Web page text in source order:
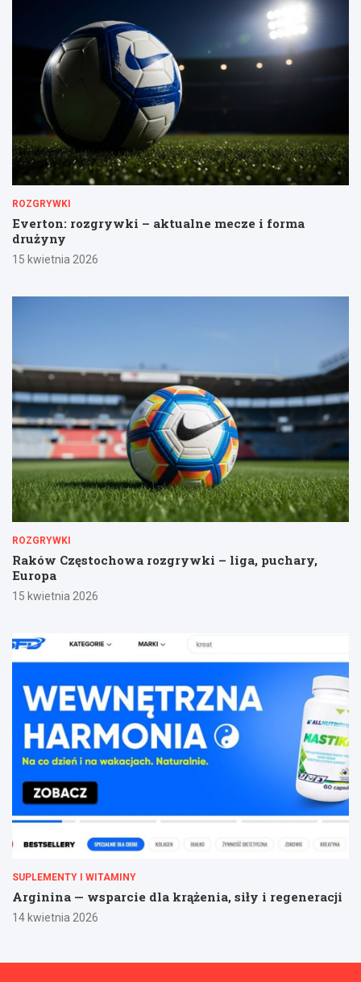
ROZGRYWKI
Everton: rozgrywki – aktualne mecze i forma
drużyny
15 kwietnia 2026
ROZGRYWKI
Raków Częstochowa rozgrywki – liga, puchary,
Europa
15 kwietnia 2026
SUPLEMENTY I WITAMINY
Arginina — wsparcie dla krążenia, siły i regeneracji
14 kwietnia 2026